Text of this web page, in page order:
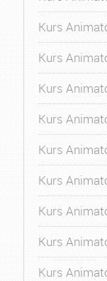
Kurs
Kurs
Kurs
Kurs
Kurs
Kurs
Kurs
Kurs
Kurs